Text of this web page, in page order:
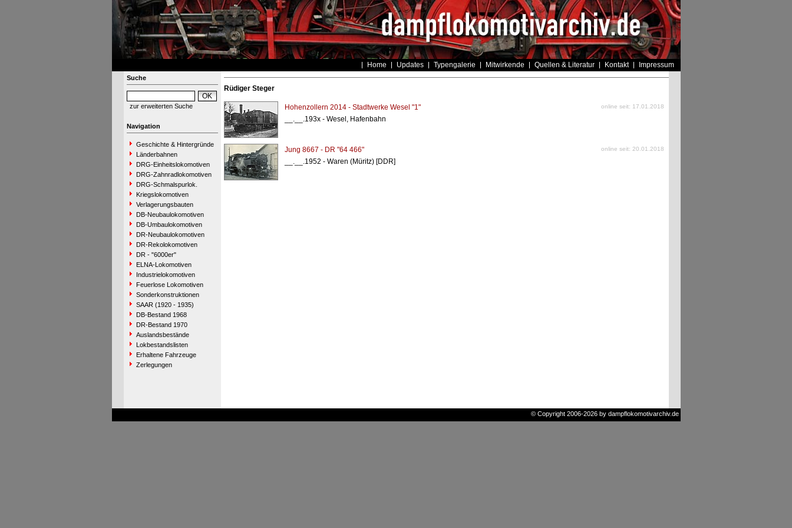
Home Updates Typengalerie Mitwirkende Quellen & Literatur Kontakt Impressum
Suche
zur erweiterten Suche
Navigation
Geschichte & Hintergründe
Länderbahnen
DRG-Einheitslokomotiven
DRG-Zahnradlokomotiven
DRG-Schmalspurlok.
Kriegslokomotiven
Verlagerungsbauten
DB-Neubaulokomotiven
DB-Umbaulokomotiven
DR-Neubaulokomotiven
DR-Rekolokomotiven
DR - "6000er"
ELNA-Lokomotiven
Industrielokomotiven
Feuerlose Lokomotiven
Sonderkonstruktionen
SAAR (1920 - 1935)
DB-Bestand 1968
DR-Bestand 1970
Auslandsbestände
Lokbestandslisten
Erhaltene Fahrzeuge
Zerlegungen
Rüdiger Steger
Hohenzollern 2014 - Stadtwerke Wesel "1" online seit: 17.01.2018
__.__.193x - Wesel, Hafenbahn
Jung 8667 - DR "64 466" online seit: 20.01.2018
__.__.1952 - Waren (Müritz) [DDR]
© Copyright 2006-2026 by dampflokomotivarchiv.de